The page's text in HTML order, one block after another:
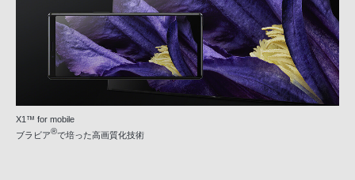
X1™ for mobile
ブラビア®で培った高画質化技術